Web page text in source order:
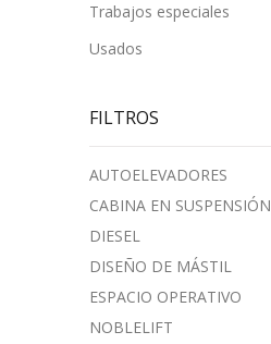
Trabajos especiales
Usados
FILTROS
AUTOELEVADORES
CABINA EN SUSPENSIÓN
DIESEL
DISEÑO DE MÁSTIL
ESPACIO OPERATIVO
NOBLELIFT